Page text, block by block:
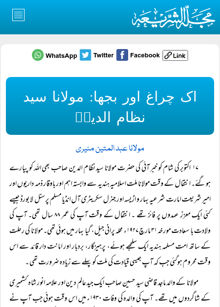
اک چراغ اور بجھا: مولانا سید
نظام الدینؒ
مولانا عبد المتین منیری
۱۷ اکتوبر کی شام کو خبر آئی کی حضر ت مولانا سید نظام الدین صاحب بھی اللہ کو پیارے
ہوگئے۔ انتقال کے وقت مولانا ملت اسلامیہ ہندیہ سے وابستہ اہم اور باوقار ذمہ داریوں اور
امیر شریعت امارت شرعیہ بہار و اڑیسہ اور جنرل سکریٹری آل انڈیا مسلم پرسنل لا بورڈ جیسے
کئی ایک معزز عہدوں پر فائز تھے ۔ انتقال کے وقت آپ کی عمر ۸۸ سال تھی۔ آپ کی
ولادت با سعادت مورخہ ۳۱ مارچ ۱۹۲۷ء محلہ پرانی جیل، گیا بہار میں ہوئی تھی۔ مولانا کی رحلت
کے ساتھ امت مسلمہ ہندیہ ایک سلجھے ہوئے، پرہیزگار، بردبار اور امانت دار قائد سے اس
وقت محروم ہوگئی جب کہ آپ جیسی قیادت کی ملت کو پہلے سے زیادہ ضرورت تھی ۔
مولانا کے والد ماجد قاضی سید حسین صاحب ایک جید عالم دین اور علامہ انور شاہ کشمیری
کے شاگردوں میں تھے۔ آپ کی والدہ کی وفات ۱۹۳۰ء میں اس وقت ہوئی جب آپ نے